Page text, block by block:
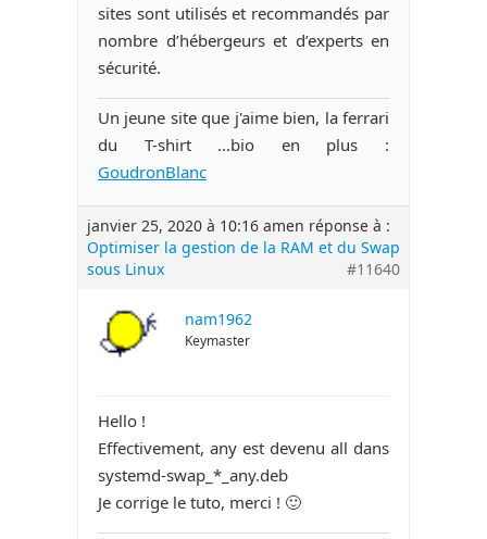
sites sont utilisés et recommandés par
nombre d’hébergeurs et d’experts en
sécurité.
Un jeune site que j'aime bien, la ferrari
du T-shirt ...bio en plus :
GoudronBlanc
janvier 25, 2020 à 10:16 amen réponse à :
Optimiser la gestion de la RAM et du Swap
sous Linux
#11640
nam1962
Keymaster
Hello !
Effectivement, any est devenu all dans
systemd-swap_*_any.deb
Je corrige le tuto, merci ! 🙂